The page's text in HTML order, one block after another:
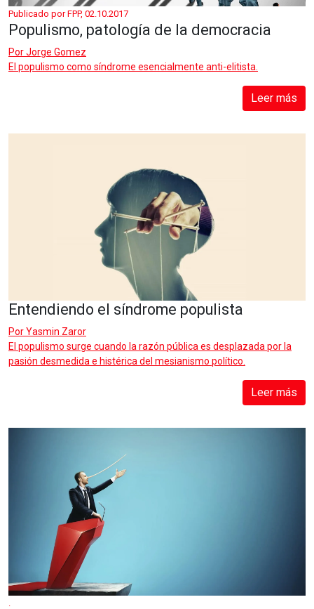
Publicado por FPP, 02.10.2017
Populismo, patología de la democracia
PorJorge Gomez
El populismo como síndrome esencialmente anti-elitista.
Leer más
Entendiendo el síndrome populista
PorYasmin Zaror
El populismo surge cuando la razón pública es desplazada por la
pasión desmedida e histérica del mesianismo político.
Leer más